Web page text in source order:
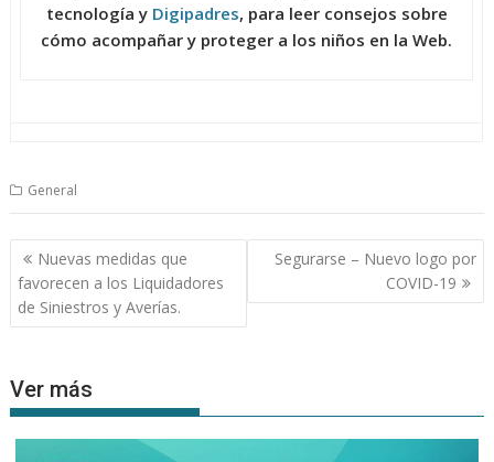
tecnología y Digipadres, para leer consejos sobre
cómo acompañar y proteger a los niños en la Web.
General
Navegación
de
entradas
Nuevas medidas que
favorecen a los Liquidadores
de Siniestros y Averías.
Segurarse – Nuevo logo por
COVID-19
Ver más